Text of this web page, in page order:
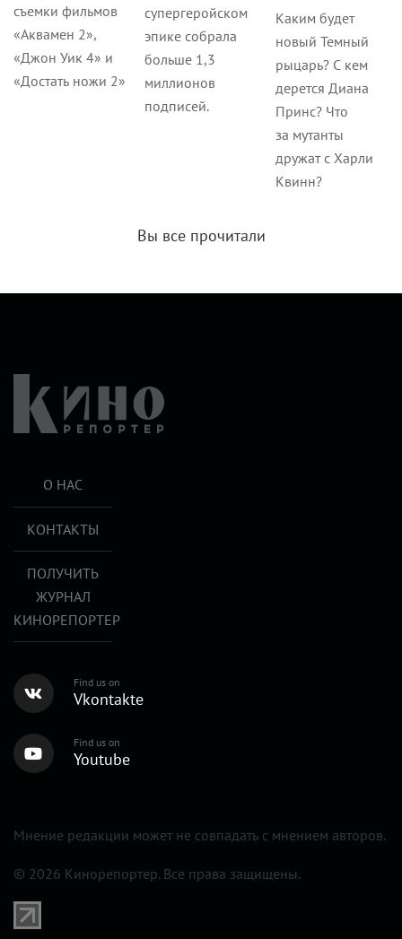
съемки фильмов
«Аквамен 2»,
«Джон Уик 4» и
«Достать ножи 2»
супергеройском
эпике собрала
больше 1,3
миллионов
подписей.
Каким будет
новый Темный
рыцарь? С кем
дерется Диана
Принс? Что
за мутанты
дружат с Харли
Квинн?
Вы все прочитали
О НАС
КОНТАКТЫ
ПОЛУЧИТЬ
ЖУРНАЛ
КИНОРЕПОРТЕР
Find us on
Vkontakte
Find us on
Youtube
Мнение редакции может не совпадать с мнением авторов.
© 2026 Кинорепортер. Все права защищены.